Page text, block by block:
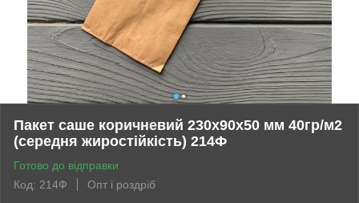
Пакет саше коричневий 230х90х50 мм 40гр/м2
(середня жиростійкість) 214Ф
Готово до відправки
Код: 214Ф
Опт і роздріб